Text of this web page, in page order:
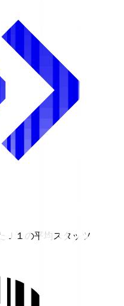
Ｊ１の平均スタッツ